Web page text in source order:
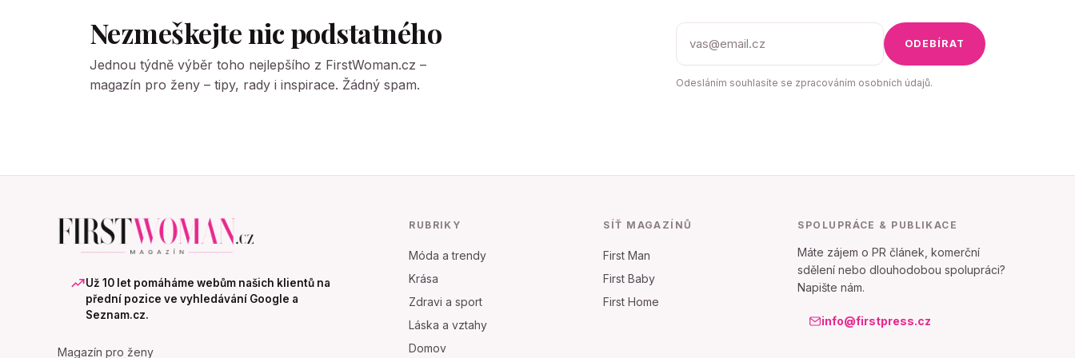
Nezmeškejte nic podstatného
Jednou týdně výběr toho nejlepšího z FirstWoman.cz –
magazín pro ženy – tipy, rady i inspirace. Žádný spam.
ODEBÍRAT
Odesláním souhlasíte se zpracováním osobních údajů.
Už 10 let pomáháme webům našich klientů na
přední pozice ve vyhledávání Google a
Seznam.cz.
Magazín pro ženy
RUBRIKY
Móda a trendy
Krása
Zdravi a sport
Láska a vztahy
Domov
SÍŤ MAGAZÍNŮ
First Man
First Baby
First Home
SPOLUPRÁCE & PUBLIKACE
Máte zájem o PR článek, komerční
sdělení nebo dlouhodobou spolupráci?
Napište nám.
info@firstpress.cz